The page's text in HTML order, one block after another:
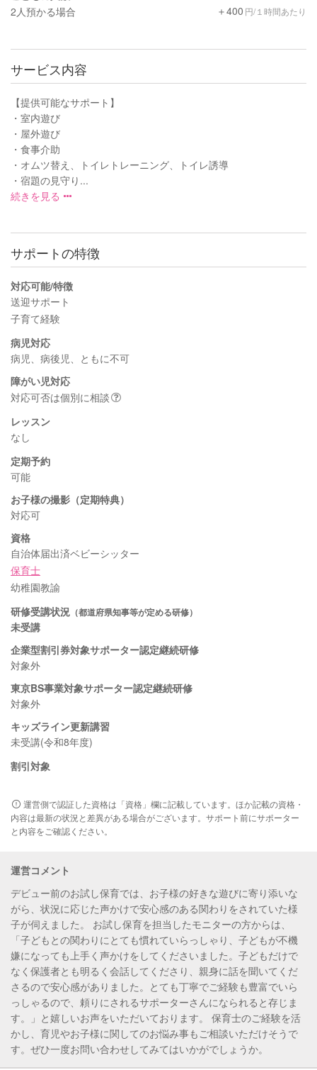
2人預かる場合
＋400 円/１時間あたり
サービス内容
【提供可能なサポート】
・室内遊び
・屋外遊び
・食事介助
・オムツ替え、トイレトレーニング、トイレ誘導
・宿題の見守り...
続きを見る
サポートの特徴
対応可能/特徴
送迎サポート
子育て経験
病児対応
病児、病後児、ともに不可
障がい児対応
対応可否は個別に相談
レッスン
なし
定期予約
可能
お子様の撮影（定期特典）
対応可
資格
自治体届出済ベビーシッター
保育士
幼稚園教諭
研修受講状況 （都道府県知事等が定める研修）
未受講
企業型割引券対象サポーター認定継続研修
対象外
東京BS事業対象サポーター認定継続研修
対象外
キッズライン更新講習
未受講(令和8年度)
割引対象
運営側で認証した資格は「資格」欄に記載しています。ほか記載の資格・
内容は最新の状況と差異がある場合がございます。サポート前にサポーター
と内容をご確認ください。
運営コメント
デビュー前のお試し保育では、お子様の好きな遊びに寄り添いな
がら、状況に応じた声かけで安心感のある関わり をされていた様
子が伺えました。 お試し保育を担当したモニターの方からは、
「子どもとの関わりにとても慣れていらっしゃり、子どもが不機
嫌になっても上手く声かけをしてくださいました。子どもだけで
なく保護者とも明るく会話してくださり、親身に話を聞いてくだ
さるので安心感がありました。とても丁寧でご経験も豊富でいら
っしゃるので、頼りにされるサポーターさんになられると存じま
す。」と嬉しいお声をいただいております。 保育士のご経験を活
かし、育児やお子様に関してのお悩み事もご相談いただけそうで
す。ぜひ一度お問い合わせしてみてはいかがでしょうか。